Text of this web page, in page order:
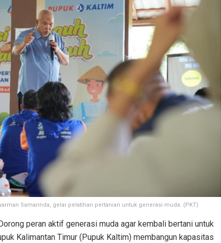
Samarinda, gelar pelatihan pertanian untuk generasi muda. (PKT)
peran aktif generasi muda agar kembali bertani untuk
Kalimantan Timur (Pupuk Kaltim) membangun kapasitas